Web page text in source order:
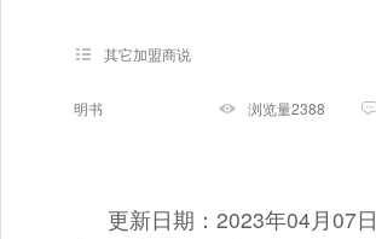
其它加盟商说
明书 浏览量2388
更新日期：2023年04月07日